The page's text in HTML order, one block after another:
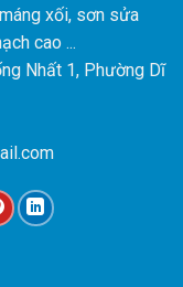
xối, sơn sửa
cao ...
Nhất 1, Phường Dĩ